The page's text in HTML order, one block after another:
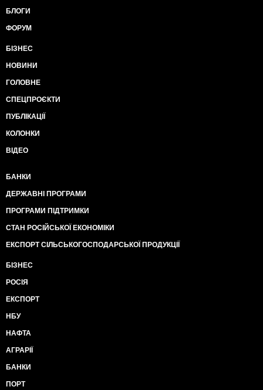
БЛОГИ
ФОРУМ
БІЗНЕС
НОВИНИ
ГОЛОВНЕ
СПЕЦПРОЄКТИ
ПУБЛІКАЦІЇ
КОЛОНКИ
ВІДЕО
БАНКИ
ДЕРЖАВНІ ПРОГРАМИ
ПРОГРАМИ ПІДТРИМКИ
СТАН РОСІЙСЬКОЇ ЕКОНОМІКИ
ЕКСПОРТ СІЛЬСЬКОГОСПОДАРСЬКОЇ ПРОДУКЦІЇ
БІЗНЕС
РОСІЯ
ЕКСПОРТ
НБУ
НАФТА
АГРАРІЇ
БАНКИ
ПОРТ